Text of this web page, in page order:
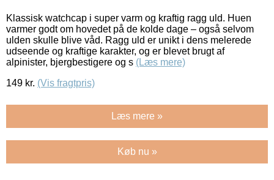
Klassisk watchcap i super varm og kraftig ragg uld. Huen
varmer godt om hovedet på de kolde dage – også selvom
ulden skulle blive våd. Ragg uld er unikt i dens melerede
udseende og kraftige karakter, og er blevet brugt af
alpinister, bjergbestigere og s (Læs mere)
149 kr. (Vis fragtpris)
Læs mere »
Køb nu »